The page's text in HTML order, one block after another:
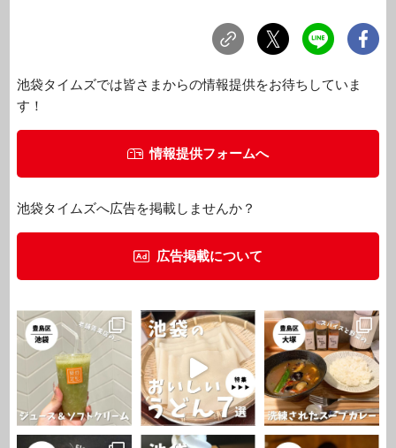
池袋タイムズでは皆さまからの情報提供をお待ちしていま
す！
情報提供フォームへ
池袋タイムズへ広告を掲載しませんか？
広告掲載について